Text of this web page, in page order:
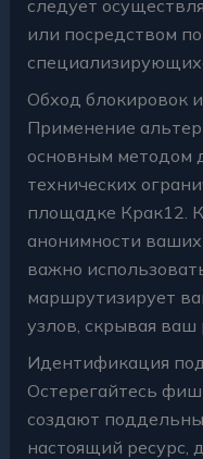
следует
или посредством
Обход блокировок
Применение
основным методом
технических
площадке Крак12.
анонимности
важно
маршрутизирует
узлов, скрывая ваш
Идентификация
Остерегайтесь
создают
настоящий ресурс,